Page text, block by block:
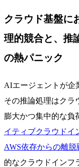
クラウド基盤に
理的競合と、推
の熱パニック
AIエージェントが企
その推論処理はクラ
膨大かつ集中的な負
イティブクラウドイ
AWS依存からの離脱
的なクラウドインフ